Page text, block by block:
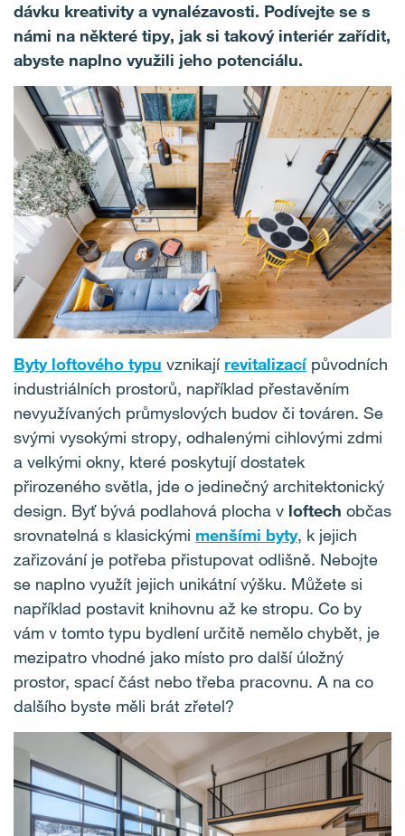
dávku kreativity a vynalézavosti. Podívejte se s
námi na některé tipy, jak si takový interiér zařídit,
abyste naplno využili jeho potenciálu.
Byty loftového typu vznikají revitalizacípůvodních
industriálních prostorů, například přestavěním
nevyužívaných průmyslových budov či továren. Se
svými vysokými stropy, odhalenými cihlovými zdmi
a velkými okny, které poskytují dostatek
přirozeného světla, jde o jedinečný architektonický
design. Byť bývá podlahová plocha v loftech občas
srovnatelná s klasickými menšími byty, k jejich
zařizování je potřeba přistupovat odlišně. Nebojte
se naplno využít jejich unikátní výšku. Můžete si
například postavit knihovnu až ke stropu. Co by
vám v tomto typu bydlení určitě nemělo chybět, je
mezipatro vhodné jako místo pro další úložný
prostor, spací část nebo třeba pracovnu. A na co
dalšího byste měli brát zřetel?